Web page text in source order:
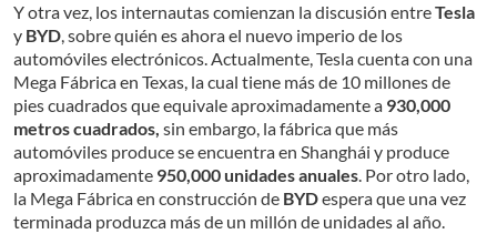
Y otra vez, los internautas comienzan la discusión entreTesla
y BYD, sobre quién es ahora el nuevo imperio de los
automóviles electrónicos. Actualmente, Tesla cuenta con una
Mega Fábrica en Texas, la cual tiene más de 10 millones de
pies cuadrados que equivale aproximadamente a 930,000
metros cuadrados, sin embargo, la fábrica que más
automóviles produce se encuentra en Shanghái y produce
aproximadamente 950,000 unidades anuales. Por otro lado,
la Mega Fábrica en construcción de BYDespera que una vez
terminada produzca más de un millón de unidades al año.